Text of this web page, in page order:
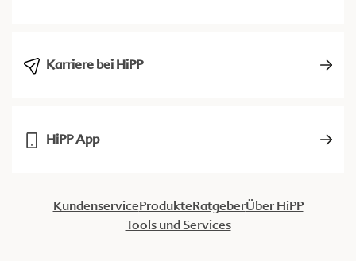
Karriere bei HiPP
HiPP App
KundenserviceProdukteRatgeberÜber HiPP
Tools und Services